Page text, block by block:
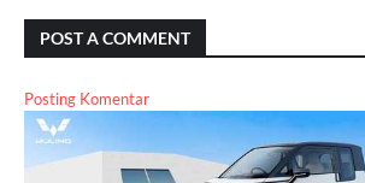
POST A COMMENT
Posting Komentar